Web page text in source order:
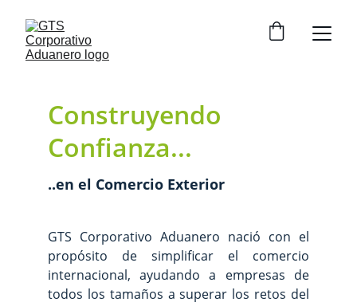
Construyendo
Confianza...
GTS Corporativo Aduanero nació con el
propósito de simplificar el comercio
internacional, ayudando a empresas de
todos los tamaños a superar los retos del
..en el Comercio Exterior